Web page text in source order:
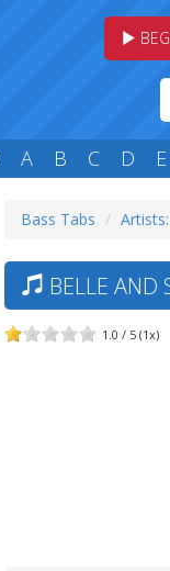
A B C D E
Bass Tabs
BELLE AND
1.0 / 5 (1x)